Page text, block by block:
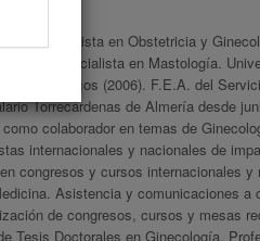
Especialista en Obstetricia y
Especialista en Mastología.
Mastológicos (2006). F.E.A. del
Torrecárdenas de Almería desde
colaborador en temas de
internacionales y nacionales de
congresos y cursos internacionales y
Asistencia y comunicaciones a
de congresos, cursos y mesas
Tesis Doctorales en Ginecología.